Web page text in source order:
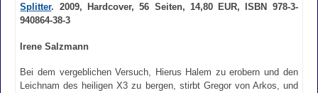
Splitter. 2009, Hardcover, 56 Seiten, 14,80 EUR, ISBN 978-3-
940864-38-3
Irene Salzmann
Bei dem vergeblichen Versuch, Hierus Halem zu erobern und den
Leichnam des heiligen X3 zu bergen, stirbt Gregor von Arkos, und